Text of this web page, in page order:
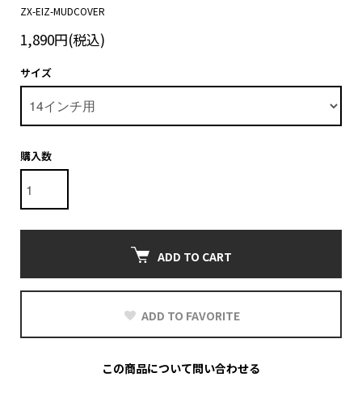
ZX-EIZ-MUDCOVER
1,890円(税込)
サイズ
購入数
ADD TO CART
ADD TO FAVORITE
この商品について問い合わせる